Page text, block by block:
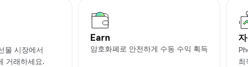
물 시장에서
거래하세요.
Earn
암호화폐로 안전하게 수동 수익 획득
최